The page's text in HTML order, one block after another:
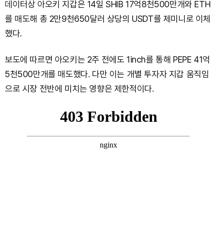
데이터상 아오키 지갑은 14일 SHIB 17억8천500만개와 ETH
를 매도해 총 2만9천650달러 상당의 USDT를 제미니로 이체
했다.
보도에 따르면 아오키는 2주 전에도 1inch를 통해 PEPE 41억
5천500만개를 매도했다. 다만 이는 개별 투자자 지갑 움직임
으로 시장 전반에 미치는 영향은 제한적이다.